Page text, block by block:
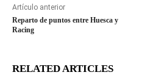
Artículo anterior
Reparto de puntos entre Huesca y
Racing
RELATED ARTICLES